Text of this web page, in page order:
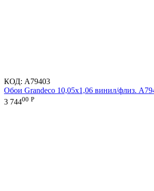
КОД: A79403
Обои Grandeco 10,05х1,06 винил/флиз.
3 74400 Р